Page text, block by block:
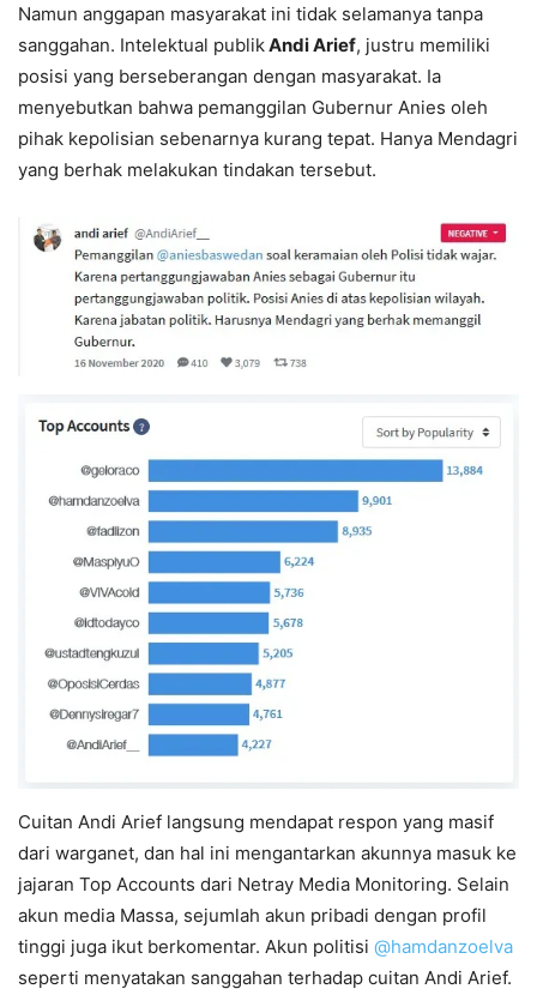
Namun anggapan masyarakat ini tidak selamanya tanpa
sanggahan. Intelektual publikAndi Arief, justru memiliki
posisi yang berseberangan dengan masyarakat. Ia
menyebutkan bahwa pemanggilan Gubernur Anies oleh
pihak kepolisian sebenarnya kurang tepat. Hanya Mendagri
yang berhak melakukan tindakan tersebut.
Cuitan Andi Arief langsung mendapat respon yang masif
dari warganet, dan hal ini mengantarkan akunnya masuk ke
jajaran Top Accounts dari Netray Media Monitoring. Selain
akun media Massa, sejumlah akun pribadi dengan profil
tinggi juga ikut berkomentar. Akun politisi @hamdanzoelva
seperti menyatakan sanggahan terhadap cuitan Andi Arief.